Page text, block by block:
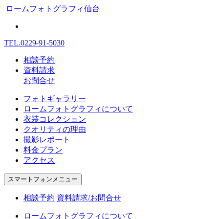
ロームフォトグラフィ仙台
TEL.0229-91-5030
相談予約
資料請求
お問合せ
フォトギャラリー
ロームフォトグラフィについて
衣装コレクション
クオリティの理由
撮影レポート
料金プラン
アクセス
スマートフォンメニュー
相談予約 資料請求/お問合せ
ロームフォトグラフィについて